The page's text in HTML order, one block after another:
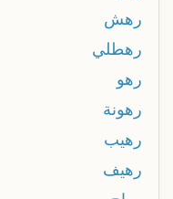
رهش
رهطلي
رهو
رهونة
رهيب
رهيف